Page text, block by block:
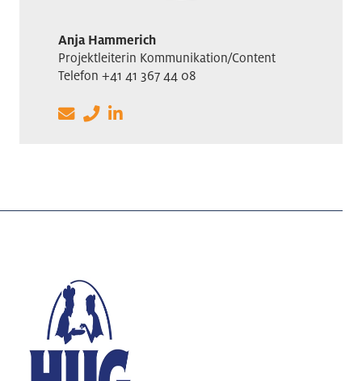
Anja Hammerich
Projektleiterin Kommunikation/Content
Telefon +41 41 367 44 08